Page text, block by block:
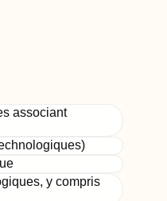
associant
y compris